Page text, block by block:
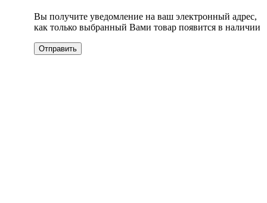
Вы получите уведомление на ваш электронный адрес,
как только выбранный Вами товар появится в наличии